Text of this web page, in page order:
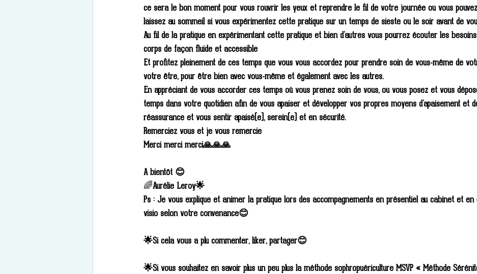
ce sera le bon moment pour vous rouvrir les yeux et reprendre le fil de votre journée ou vous
laissez au sommeil si vous expérimentez cette pratique sur un temps de sieste ou le soir avant de
Au fil de la pratique en expérimentant cette pratique et bien d’autres vous pourrez écouter les
corps de façon fluide et accessible
Et profitez pleinement de ces temps que vous vous accordez pour prendre soin de vous-même de
votre être, pour être bien avec vous-même et également avec les autres.
En appréciant de vous accorder ces temps où vous prenez soin de vous, ou vous posez et vous
temps dans votre quotidien afin de vous apaiser et développer vos propres moyens d’apaisement et
réassurance et vous sentir apaisé(e), serein(e) et en sécurité.
Remerciez vous et je vous remercie
Merci merci merci🙏🙏🙏
A bientôt 😊
🌈Aurélie Leroy🌟
Ps : Je vous explique et animer la pratique lors des accompagnements en présentiel au cabinet et
visio selon votre convenance😊
🌟Si cela vous a plu commenter, liker, partager😊
🌟Si vous souhaitez en savoir plus un peu plus la méthode sophropuériculture MSVP « Méthode